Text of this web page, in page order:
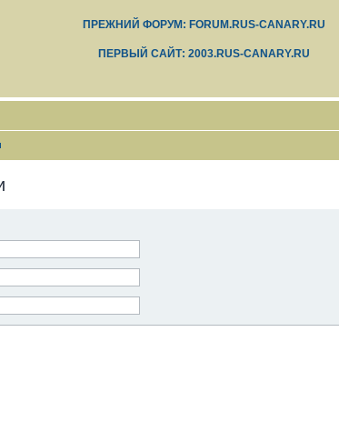
ПРЕЖНИЙ ФОРУМ: FORUM.RUS-CANARY.RU
ПЕРВЫЙ САЙТ: 2003.RUS-CANARY.RU